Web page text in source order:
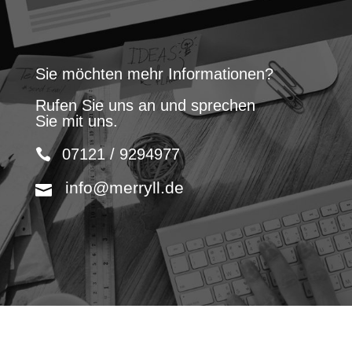
Sie möchten mehr Informationen?
Rufen Sie uns an und sprechen
Sie mit uns.
07121 / 9294977
info@merryll.de